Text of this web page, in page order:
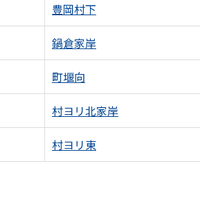
豊岡村下
鍋倉家岸
町堰向
村ヨリ北家岸
村ヨリ東